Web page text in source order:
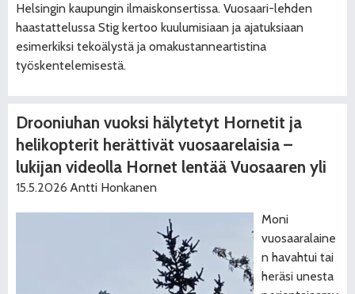
Helsingin kaupungin ilmaiskonsertissa. Vuosaari-lehden
haastattelussa Stig kertoo kuulumisiaan ja ajatuksiaan
esimerkiksi tekoälystä ja omakustanneartistina
työskentelemisestä.
Drooniuhan vuoksi hälytetyt Hornetit ja
helikopterit herättivät vuosaarelaisia –
lukijan videolla Hornet lentää Vuosaaren yli
15.5.2026 Antti Honkanen
Moni
vuosaaralaine
n havahtui tai
heräsi unesta